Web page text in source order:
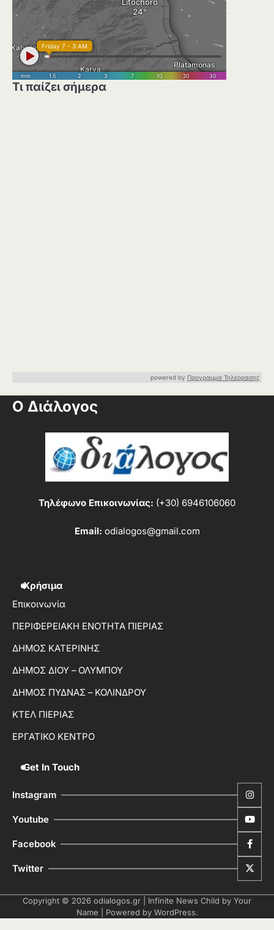
Τι παίζει σήμερα
powered by Προγραμμα Τηλεορασης
Ο Διάλογος
Τηλέφωνο Επικοινωνίας: (+30) 6946106060
Email: odialogos@gmail.com
Χρήσιμα
Επικοινωνία
ΠΕΡΙΦΕΡΕΙΑΚΗ ΕΝΟΤΗΤΑ ΠΙΕΡΙΑΣ
ΔΗΜΟΣ ΚΑΤΕΡΙΝΗΣ
ΔΗΜΟΣ ΔΙΟΥ – ΟΛΥΜΠΟΥ
ΔΗΜΟΣ ΠΥΔΝΑΣ – ΚΟΛΙΝΔΡΟΥ
ΚΤΕΛ ΠΙΕΡΙΑΣ
ΕΡΓΑΤΙΚΟ ΚΕΝΤΡΟ
Get In Touch
Instagram
Youtube
Facebook
Twitter
Copyright © 2026 odialogos.gr | Infinite News Child by Your
Name | Powered by WordPress.